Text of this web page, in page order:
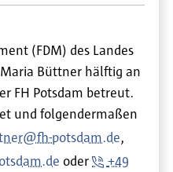
(FDM) des Landes
Büttner hälftig an
FH Potsdam betreut.
und folgendermaßen
potsdam.de,
oder
+49